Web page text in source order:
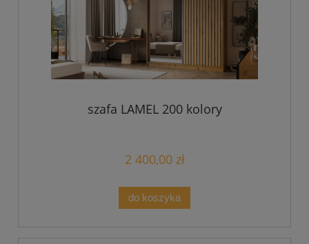
szafa LAMEL 200 kolory
2 400,00 zł
do koszyka